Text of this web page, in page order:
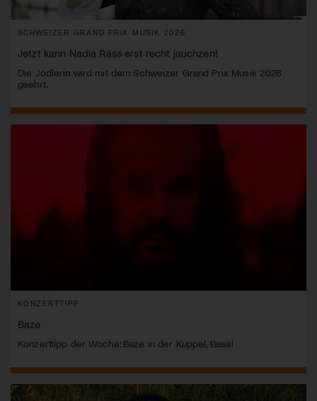
SCHWEIZER GRAND PRIX MUSIK 2026
Jetzt kann Nadia Räss erst recht jauchzen!
Die Jodlerin wird mit dem Schweizer Grand Prix Musik 2026
geehrt.
KONZERTTIPP
Baze
Konzerttipp der Woche: Baze in der Kuppel, Basel